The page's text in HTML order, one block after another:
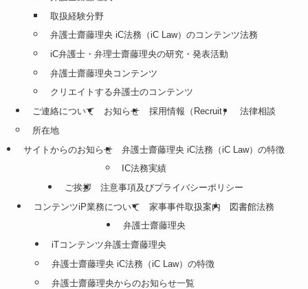
取扱経験分野
弁護士齋藤理央 iC法務（iC Law）のコンテンツ法務
iC弁護士・弁理士齋藤理央の研究・発表活動
弁護士齋藤理央コンテンツ
クリエイトする弁護士のコンテンツ
ご連絡について
所在地
お知らせ 採用情報（Recruit） 法律相談
サイトからのお知らせ
弁護士齋藤理央 iC法務（iC Law）の特徴
IC法務実績
ご挨拶
注意事項及びプライバシーポリシー
コンテンツiP業務について
家事事件取扱案内
図書館法務
弁護士齋藤理央
iTコンテンツ弁護士齋藤理央
弁護士齋藤理央 iC法務（iC Law）の特徴
弁護士齋藤理央からのお知らせ一覧